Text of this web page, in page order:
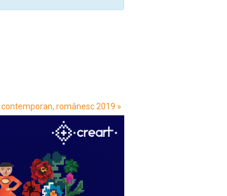
contemporan, românesc 2019 »